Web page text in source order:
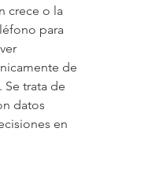
crece o la
para
de
Se trata de
datos
en